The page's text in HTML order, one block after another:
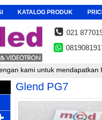
KATALOG PRODUK
021
untuk mendapatkan harga
Glend PG7